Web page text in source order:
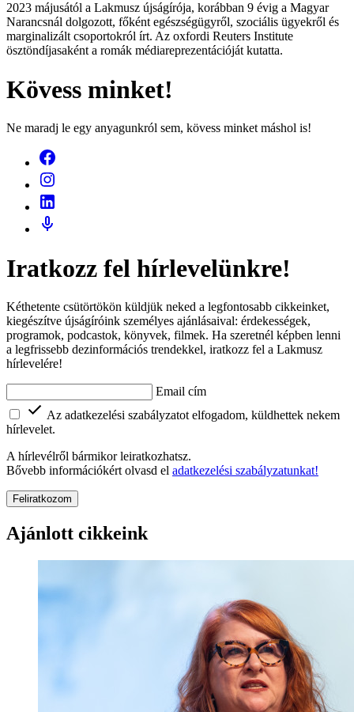
2023 májusától a Lakmusz újságírója, korábban 9 évig a Magyar
Narancsnál dolgozott, főként egészségügyről, szociális ügyekről és
marginalizált csoportokról írt. Az oxfordi Reuters Institute
ösztöndíjasaként a romák médiareprezentációját kutatta.
Kövess minket!
Ne maradj le egy anyagunkról sem, kövess minket máshol is!
Iratkozz fel hírlevelünkre!
Kéthetente csütörtökön küldjük neked a legfontosabb cikkeinket,
kiegészítve újságíróink személyes ajánlásaival: érdekességek,
programok, podcastok, könyvek, filmek. Ha szeretnél képben lenni
a legfrissebb dezinformációs trendekkel, iratkozz fel a Lakmusz
hírlevelére!
Email cím
Az adatkezelési szabályzatot elfogadom, küldhettek nekem
hírlevelet.
A hírlevélről bármikor leiratkozhatsz.
Bővebb információkért olvasd el adatkezelési szabályzatunkat!
Feliratkozom
Ajánlott cikkeink